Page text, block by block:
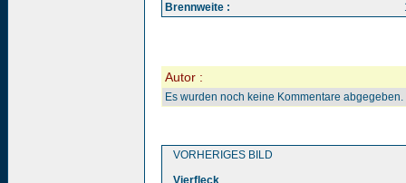
Brennweite :
Autor :
Es wurden noch keine Kommentare abgegeben.
VORHERIGES BILD
Vierfleck